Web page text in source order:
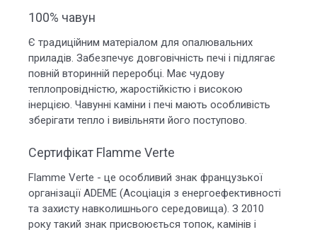
100% чавун
Є традиційним матеріалом для опалювальних
приладів. Забезпечує довговічність печі і підлягає
повній вторинній переробці. Має чудову
теплопровідністю, жаростійкістю і високою
інерцією. Чавунні каміни і печі мають особливість
зберігати тепло і вивільняти його поступово.
Сертифікат Flamme Verte
Flamme Verte - це особливий знак французької
організації ADEME (Асоціація з енергоефективності
та захисту навколишнього середовища). З 2010
року такий знак присвоюється топок, камінів і